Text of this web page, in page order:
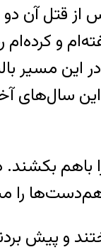
قتل آن
کرده‌ام
مسیر
سال‌های
باهم
هم‌دست‌ها
و